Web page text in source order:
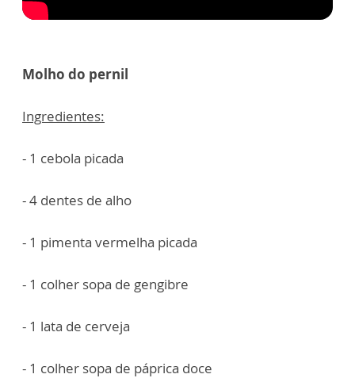
Molho do pernil
Ingredientes:
- 1 cebola picada
- 4 dentes de alho
- 1 pimenta vermelha picada
- 1 colher sopa de gengibre
- 1 lata de cerveja
- 1 colher sopa de páprica doce